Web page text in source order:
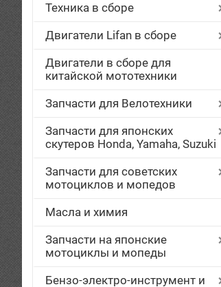
Техника в сборе
Двигатели Lifan в сборе
Двигатели в сборе для
китайской мототехники
Запчасти для Велотехники
Запчасти для японских
скутеров Honda, Yamaha, Suzuki
Запчасти для советских
мотоциклов и мопедов
Масла и химия
Запчасти на японские
мотоциклы и мопеды
Бензо-электро-инструмент и